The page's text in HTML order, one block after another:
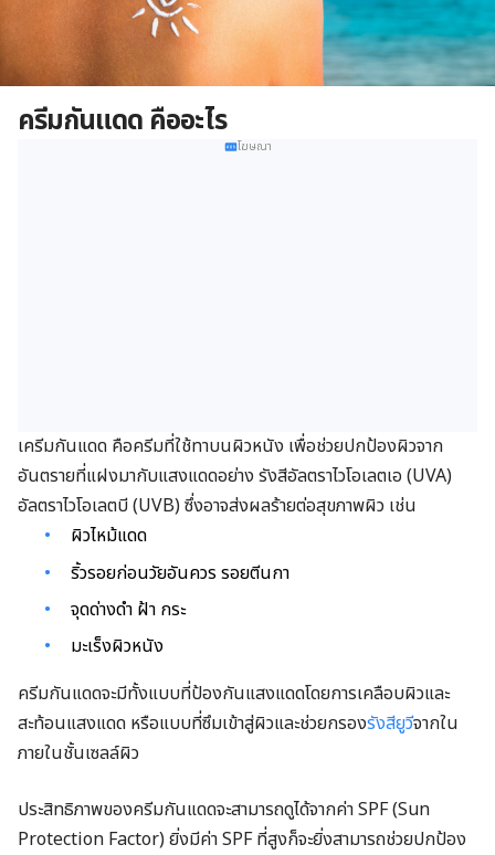
ครีมกันแดด คืออะไร
โฆษณา
เครีมกันแดด คือครีมที่ใช้ทาบนผิวหนัง เพื่อช่วยปกป้องผิวจาก
อันตรายที่แฝงมากับแสงแดดอย่าง รังสีอัลตราไวโอเลตเอ (UVA)
อัลตราไวโอเลตบี (UVB) ซึ่งอาจส่งผลร้ายต่อสุขภาพผิว เช่น
ผิวไหม้แดด
ริ้วรอยก่อนวัยอันควร รอยตีนกา
จุดด่างดำ ฝ้า กระ
มะเร็งผิวหนัง
ครีมกันแดดจะมีทั้งแบบที่ป้องกันแสงแดดโดยการเคลือบผิวและ
สะท้อนแสงแดด หรือแบบที่ซึมเข้าสู่ผิวและช่วยกรองรังสียูวีจากใน
ภายในชั้นเซลล์ผิว
ประสิทธิภาพของครีมกันแดดจะสามารถดูได้จากค่า SPF (Sun
Protection Factor) ยิ่งมีค่า SPF ที่สูงก็จะยิ่งสามารถช่วยปกป้อง